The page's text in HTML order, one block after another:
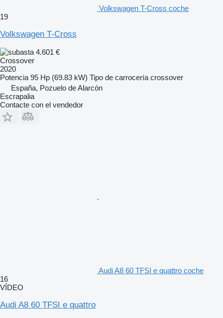
Volkswagen T-Cross coche
19
Volkswagen T-Cross
4.601 €
Crossover
2020
Potencia 95 Hp (69.83 kW) Tipo de carrocería crossover
España, Pozuelo de Alarcón
Escrapalia
Contacte con el vendedor
Audi A8 60 TFSI e quattro coche
16
VÍDEO
Audi A8 60 TFSI e quattro